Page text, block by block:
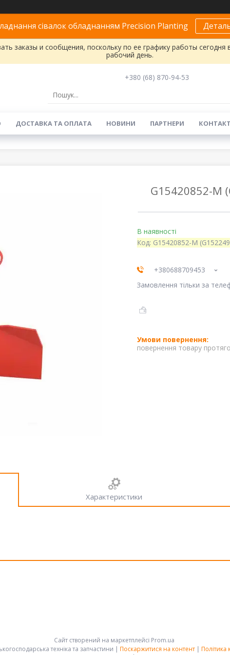
сівалок обладнанням Precision Planting
заказы и сообщения, поскольку по ее графику работы
рабочий день.
+380 (68) 870-94-53
ДОСТАВКА ТА ОПЛАТА НОВИНИ ПАРТНЕРИ
G15420852-M
В наявності
Код: G15420852-M
+380688709453
Замовлення тільки за
повернення товару
Характеристики
Сайт створений на маркетплейсі Prom.ua
АРК-ГРУПП - сільськогосподарська техніка та запчастини | Поскаржитися на контент | Політика